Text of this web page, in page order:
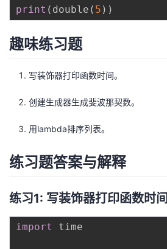
print ( double ( 5 ) )
趣味练习题
写装饰器打印函数时间。
创建生成器生成斐波那契数。
用lambda排序列表。
练习题答案与解释
练习1: 写装饰器打印函数时间
import time